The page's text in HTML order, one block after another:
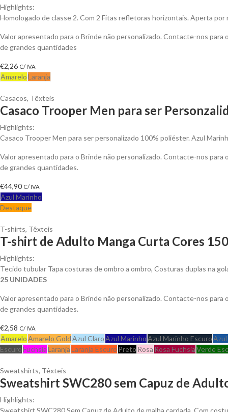
Highlights:
Homologado de classe 2. Com 2 Fitas refletoras horizontais. Aperta por
Valor apresentado para o Brinde não personalizado. Contacte-nos
de grandes quantidades
€2,26 C/ IVA
AmareloLaranja
Casacos, Têxteis
Casaco Trooper Men para ser
Highlights:
Casaco Trooper Men para ser personalizado 100% poliéster. Azul
Valor apresentado para o Brinde não personalizado. Contacte-nos
de grandes quantidades.
€44,90 C/ IVA
Azul Marinho
Destaque
T-shirts, Têxteis
T-shirt de Adulto Manga Curta Cores
Highlights:
Tecido tubular Tapa costuras de ombro a ombro, Costuras duplas na
25 UNIDADES
Valor apresentado para o Brinde não personalizado. Contacte-nos
de grandes quantidades.
€2,58 C/ IVA
AmareloAmarelo GoldAzul ClaroAzul MarinhoAzul Marinho Escuro
EscuroFuchsiaLaranjaLaranja Escuro Preto Rosa Rosa FuchsiaVerde
Sweatshirts, Têxteis
Sweatshirt SWC280 sem Capuz de
Highlights:
Sweatshirt SWC280 Sem Capuz de Adulto de malha cardada. Com